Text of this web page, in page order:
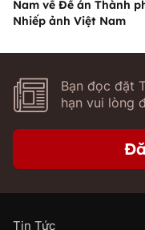
Nam về Đề án Thành
Nhiếp ảnh Việt Nam
Bạn đọc đặt
hạn vui lòng
Tin Tức